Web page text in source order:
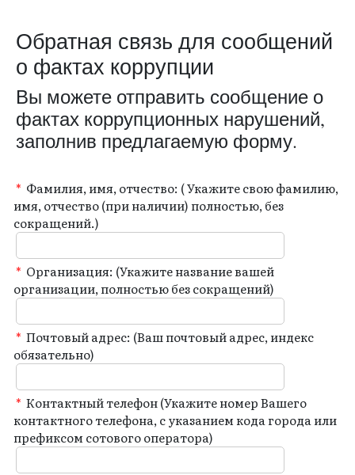
Обратная связь для сообщений
о фактах коррупции
Вы можете отправить сообщение о
фактах коррупционных нарушений,
заполнив предлагаемую форму.
* Фамилия, имя, отчество: ( Укажите свою фамилию,
имя, отчество (при наличии) полностью, без
сокращений.)
* Организация: (Укажите название вашей
организации, полностью без сокращений)
* Почтовый адрес: (Ваш почтовый адрес, индекс
обязательно)
* Контактный телефон (Укажите номер Вашего
контактного телефона, с указанием кода города или
префиксом сотового оператора)